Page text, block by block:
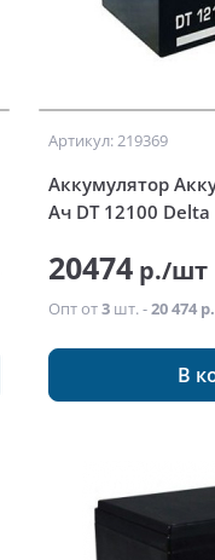
Артикул: 219369
Аккумулятор
Ач DT 12100 Delta
20474 р./шт
Опт от3 шт. -20 474 р.
В